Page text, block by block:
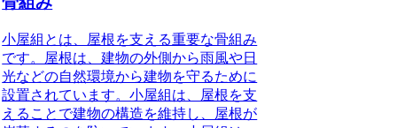
小屋組とは、屋根を支える重要な骨組み
です。屋根は、建物の外側から雨風や日
光などの自然環境から建物を守るために
設置されています。小屋組は、屋根を支
えることで建物の構造を維持し、屋根が